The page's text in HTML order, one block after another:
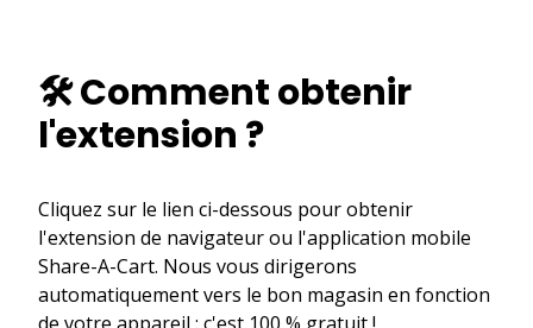
🛠️ Comment obtenir
l'extension ?
Cliquez sur le lien ci-dessous pour obtenir
l'extension de navigateur ou l'application mobile
Share-A-Cart. Nous vous dirigerons
automatiquement vers le bon magasin en fonction